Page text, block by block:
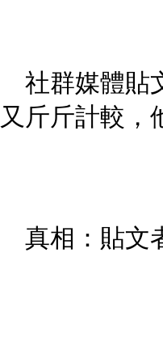
群媒體貼文
斤斤計較，
相：貼文者